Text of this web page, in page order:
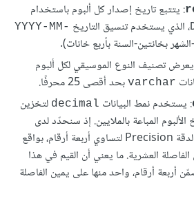
: يتتبع تاريخ إصدار كل ألبوم باستخدام
، الذي يستخدم تنسيق التاريخ YYYY-MM-
بخانتين-السنة بأربع خانات).
تصنيف النوع الموسيقي لكل ألبوم
varchar بحد أقصى 25 محرفًا.
: يستخدم نمط البيانات decimal لتخزين
الألبوم المباعة بالملايين. إذ سنحدّد لدى
تعريف هذا العمود الدقة Precision لتساوي أربعة أرقام، بواقع
العشرية. ما يعني أن القيم في هذا
أربعة أرقام، واحد منها على يمين الفاصلة